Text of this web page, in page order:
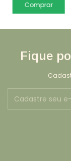
Comprar
Fique